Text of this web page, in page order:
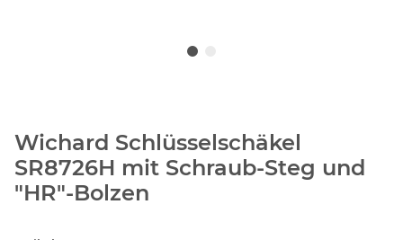
Wichard Schlüsselschäkel
SR8726H mit Schraub-Steg und
"HR"-Bolzen